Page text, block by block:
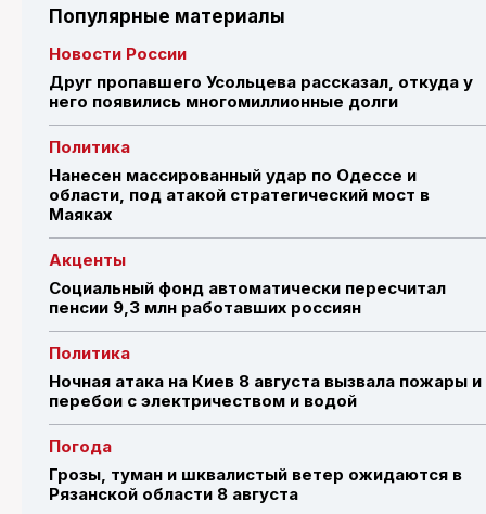
Популярные материалы
Новости России
Друг пропавшего Усольцева рассказал, откуда у
него появились многомиллионные долги
Политика
Нанесен массированный удар по Одессе и
области, под атакой стратегический мост в
Маяках
Акценты
Социальный фонд автоматически пересчитал
пенсии 9,3 млн работавших россиян
Политика
Ночная атака на Киев 8 августа вызвала пожары и
перебои с электричеством и водой
Погода
Грозы, туман и шквалистый ветер ожидаются в
Рязанской области 8 августа